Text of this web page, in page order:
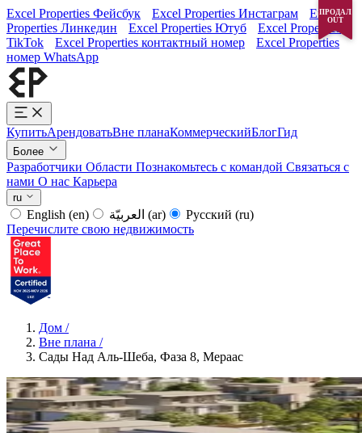
Excel Properties Фейсбук Excel Properties Инстаграм
Excel
Properties Линкедин
Excel Properties Ютуб
Excel Properties
TikTok
Excel Properties контактный номер
Excel Properties
номер WhatsApp
КупитьАрендоватьВне планаКоммерческийБлогГид
Более
Разработчики Области Познакомьтесь с командой Связаться с
нами О нас Карьера
ru
English (en) (ar) Русский (ru)
Перечислите свою недвижимость
Дом /
Вне плана /
Сады Над Аль-Шеба, Фаза 8, Мераас
ПРОДАЛ
OUT